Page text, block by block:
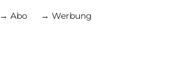
→ Abo → Werbung